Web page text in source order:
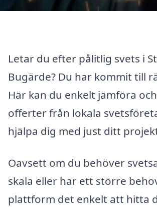
Letar du efter pålitlig svets i
Bugärde? Du har kommit till
Här kan du enkelt jämföra
offerter från lokala
hjälpa dig med just ditt
Oavsett om du behöver
skala eller har ett större
plattform det enkelt att hitta